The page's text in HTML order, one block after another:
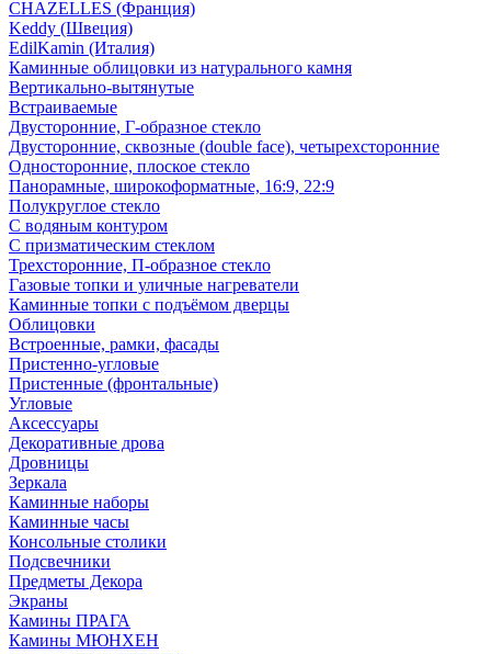
CHAZELLES (Франция)
Keddy (Швеция)
EdilKamin (Италия)
Каминные облицовки из натурального камня
Вертикально-вытянутые
Встраиваемые
Двусторонние, Г-образное стекло
Двусторонние, сквозные (double face), четырехсторонние
Односторонние, плоское стекло
Панорамные, широкоформатные, 16:9, 22:9
Полукруглое стекло
С водяным контуром
С призматическим стеклом
Трехсторонние, П-образное стекло
Газовые топки и уличные нагреватели
Каминные топки с подъёмом дверцы
Облицовки
Встроенные, рамки, фасады
Пристенно-угловые
Пристенные (фронтальные)
Угловые
Аксессуары
Декоративные дрова
Дровницы
Зеркала
Каминные наборы
Каминные часы
Консольные столики
Подсвечники
Предметы Декора
Экраны
Камины ПРАГА
Камины МЮНХЕН